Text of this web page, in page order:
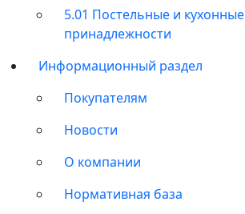
5.01 Постельные и кухонные
принадлежности
Информационный раздел
Покупателям
Новости
О компании
Нормативная база